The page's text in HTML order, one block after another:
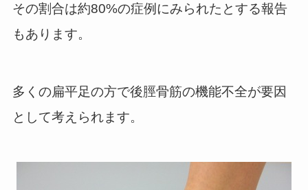
その割合は約80%の症例にみられたとする報告
もあります。
多くの扁平足の方で後脛骨筋の機能不全が要因
として考えられます。